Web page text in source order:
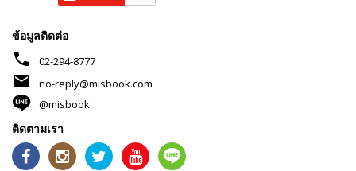
ข้อมูลติดต่อ
phone 02-294-8777
mail
no-reply@misbook.com
@misbook
ติดตามเรา